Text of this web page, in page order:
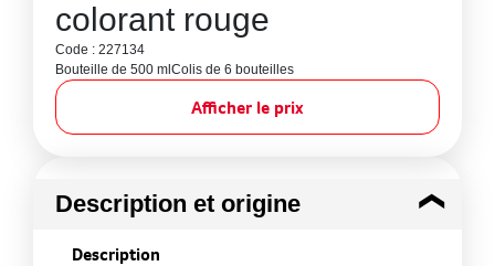
colorant rouge
Code : 227134
Bouteille de 500 ml Colis de 6 bouteilles
Afficher le prix
Description et origine
Description